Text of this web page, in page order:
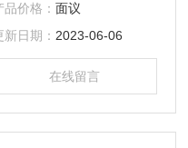
款天平在品质上新一轮的
品价格： 面议
新日期： 2023-06-06
在线留言